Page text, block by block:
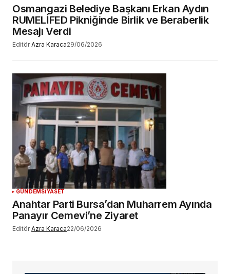
Osmangazi Belediye Başkanı Erkan Aydın
RUMELİFED Pikniğinde Birlik ve Beraberlik
Mesajı Verdi
Editör Azra Karaca29/06/2026
GÜNDEMSİYASET
Anahtar Parti Bursa’dan Muharrem Ayında
Panayır Cemevi’ne Ziyaret
Editör Azra Karaca22/06/2026